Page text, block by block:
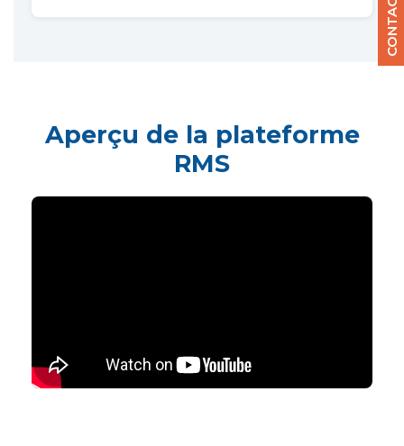
Aperçu de la plateforme
RMS